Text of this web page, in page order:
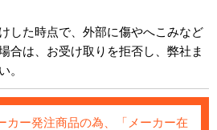
した時点で、外部に傷やへこみなど
合は、お受け取りを拒否し、弊社ま
。
ー発注商品の為、「メーカー在